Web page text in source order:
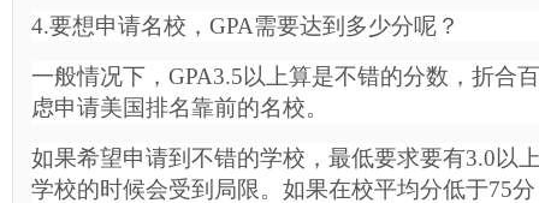
4.要想申请名校，GPA需要达到多少分呢？
一般情况下，GPA3.5以上算是不错的分数，折合
虑申请美国排名靠前的名校。
如果希望申请到不错的学校，最低要求要有3.0以
学校的时候会受到局限。如果在校平均分低于75